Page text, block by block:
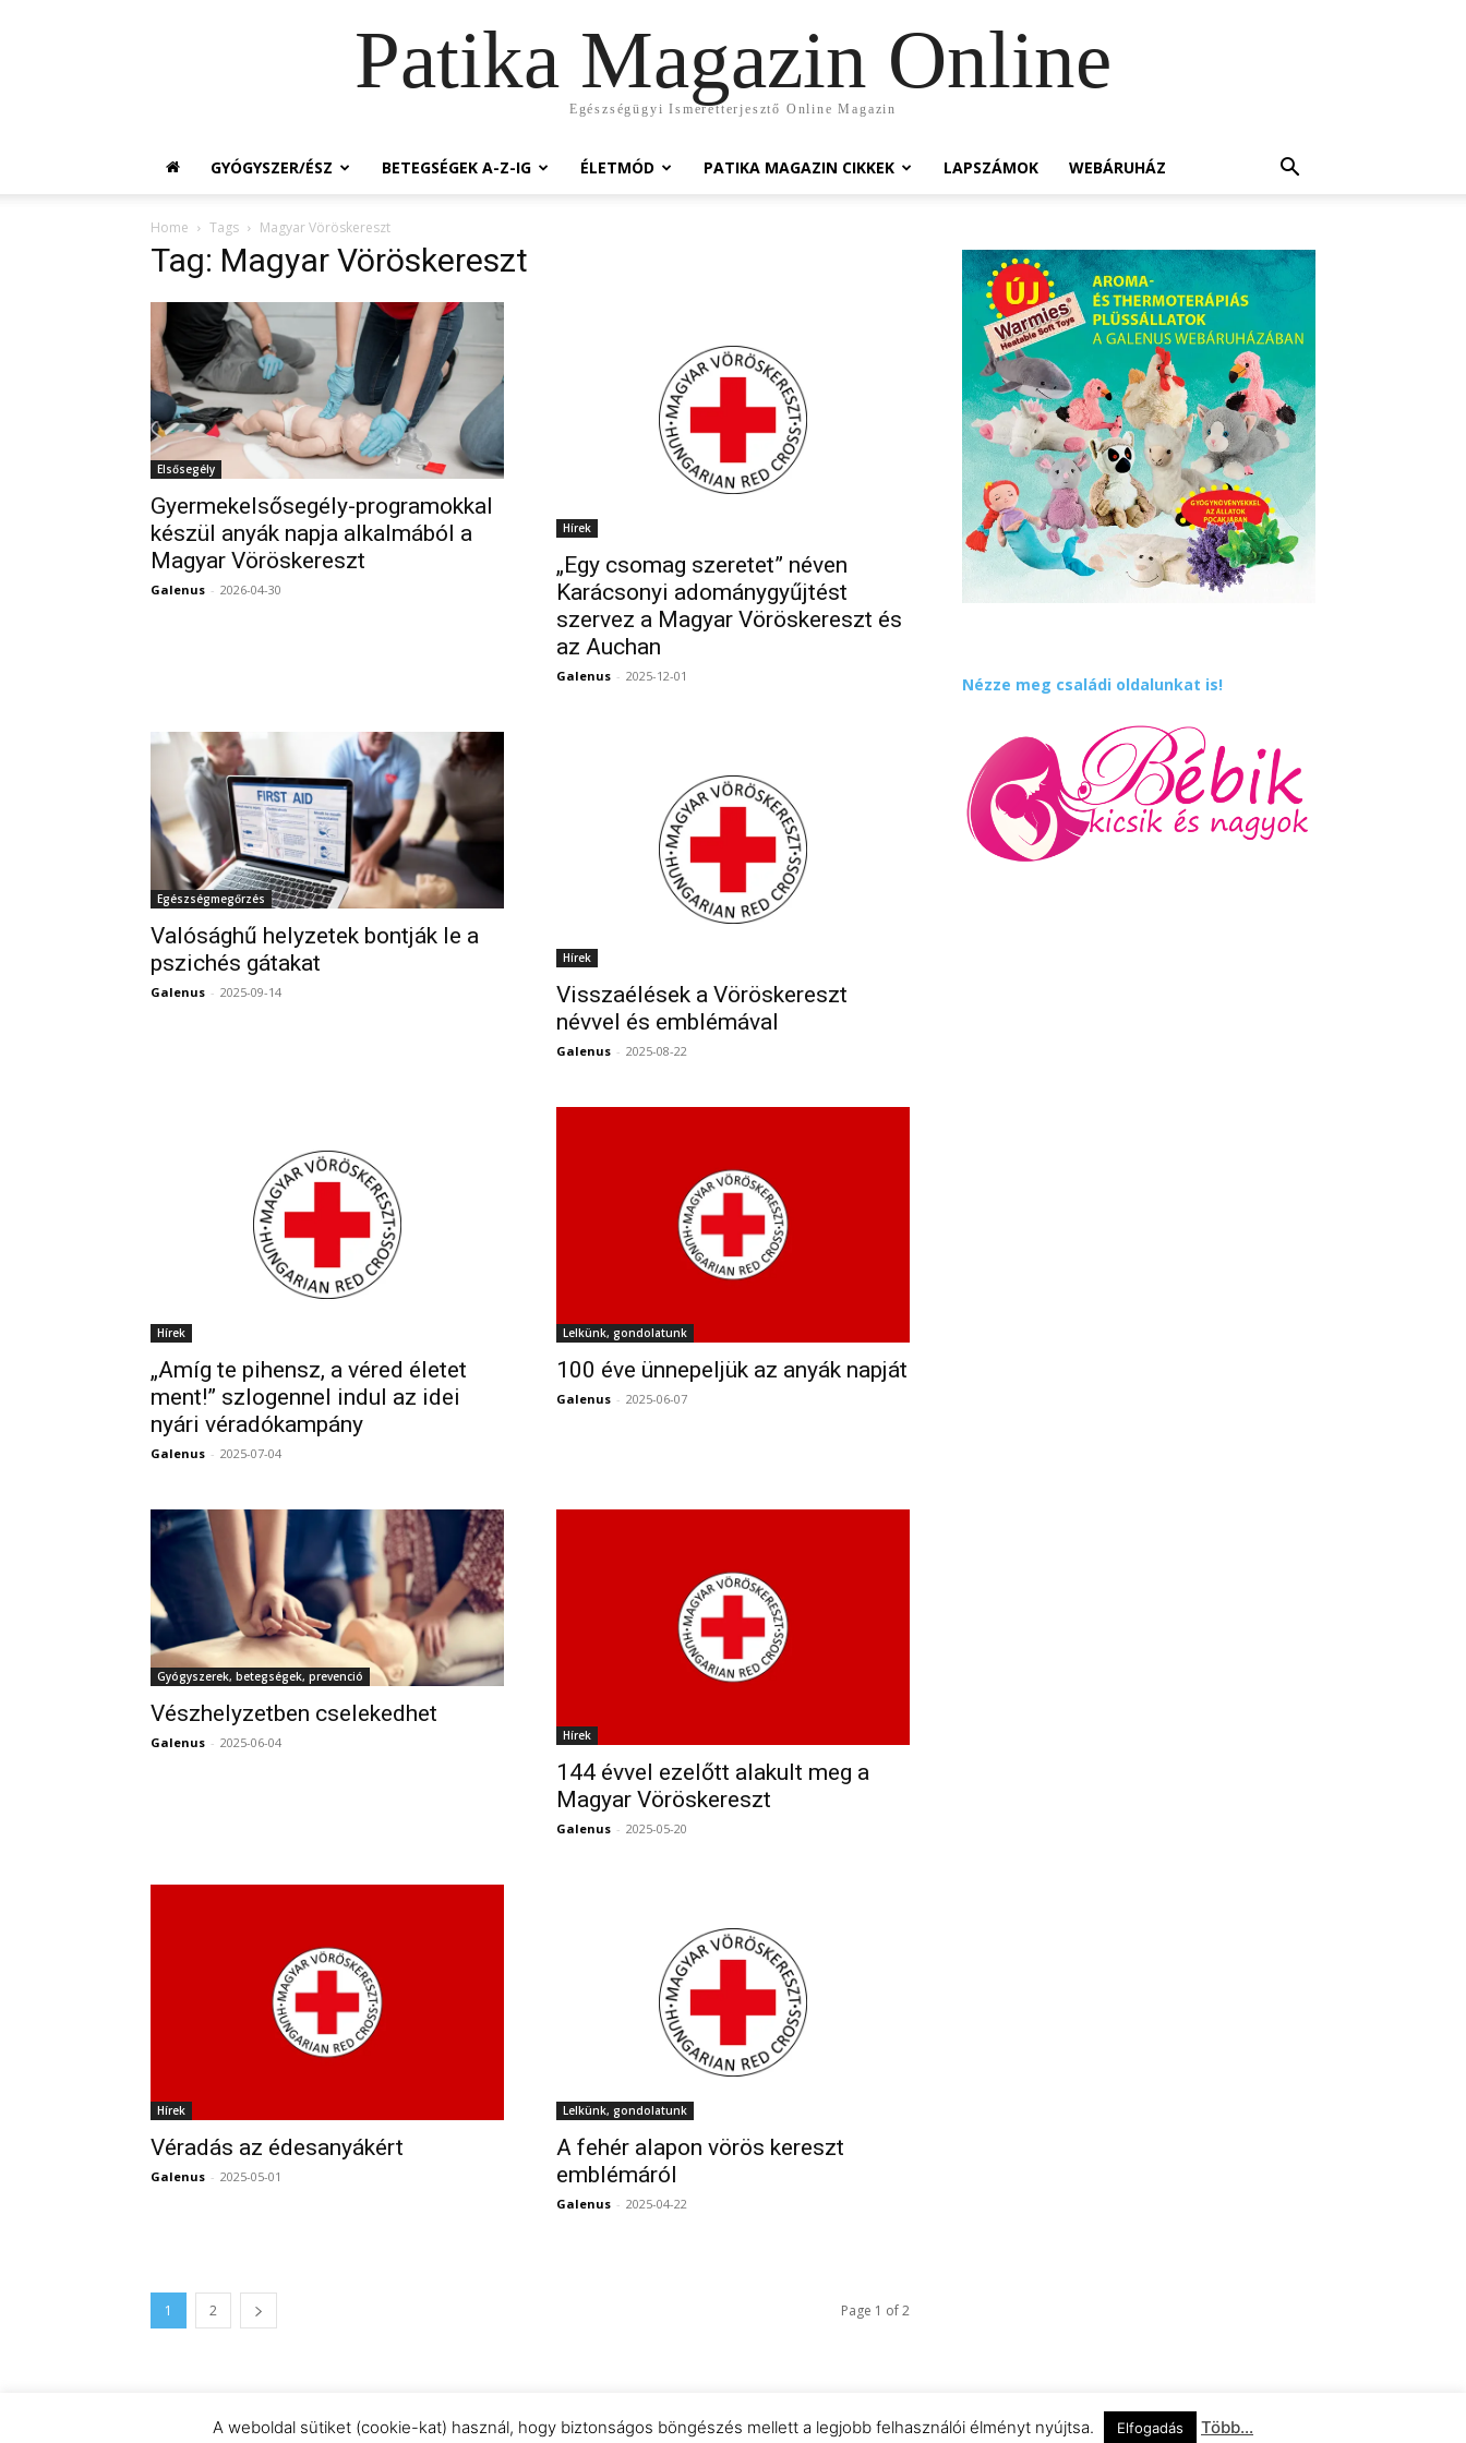
Patika Magazin Online
Egészségügyi Ismeretterjesztő Online Magazin
GYÓGYSZER/ÉSZ BETEGSÉGEK A-Z-IG ÉLETMÓD PATIKA MAGAZIN CIKKEK LAPSZÁMOK WEBÁRUHÁZ
Home Tags Magyar Vöröskereszt
Tag: Magyar Vöröskereszt
Elsősegély
Gyermekelsősegély-programokkal
készül anyák napja alkalmából a
Magyar Vöröskereszt
Galenus - 2026-04-30
Hírek
„Egy csomag szeretet” néven
Karácsonyi adománygyűjtést
szervez a Magyar Vöröskereszt és
az Auchan
Galenus - 2025-12-01
Egészségmegőrzés
Valósághű helyzetek bontják le a
pszichés gátakat
Galenus - 2025-09-14
Hírek
Visszaélések a Vöröskereszt
névvel és emblémával
Galenus - 2025-08-22
Hírek
„Amíg te pihensz, a véred életet
ment!” szlogennel indul az idei
nyári véradókampány
Galenus - 2025-07-04
Lelkünk, gondolatunk
100 éve ünnepeljük az anyák napját
Galenus - 2025-06-07
Gyógyszerek, betegségek, prevenció
Vészhelyzetben cselekedhet
Galenus - 2025-06-04 Hírek
144 évvel ezelőtt alakult meg a
Magyar Vöröskereszt
Galenus - 2025-05-20
Hírek
Véradás az édesanyákért
Galenus - 2025-05-01
Lelkünk, gondolatunk
A fehér alapon vörös kereszt
emblémáról
Galenus - 2025-04-22
1 2 Page 1 of 2
Nézze meg családi oldalunkat is!
Impresszum Adatkezelési Információ
© Newspaper WordPress Theme by TagDiv
A weboldal sütiket (cookie-kat) használ, hogy biztonságos böngészés mellett a legjobb felhasználói élményt nyújtsa. Elfogadás Több...